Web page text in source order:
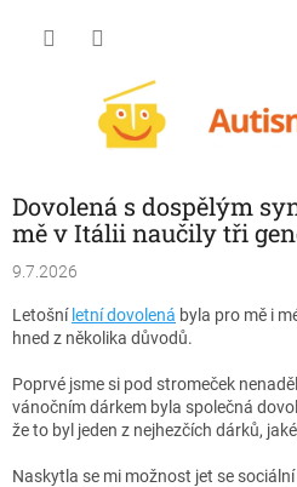
Dovolená s dospělým
mě v Itálii naučily tři
9.7.2026
Letošní letní dovolená byla pro mě i
hned z několika důvodů.
Poprvé jsme si pod stromeček
vánočním dárkem byla společná
že to byl jeden z nejhezčích dárků,
Naskytla se mi možnost jet se